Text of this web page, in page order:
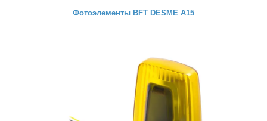
Фотоэлементы BFT DESME A15